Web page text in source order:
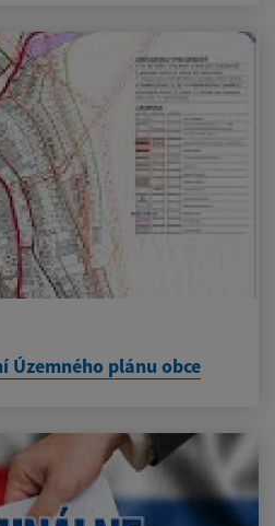
Územného plánu obce